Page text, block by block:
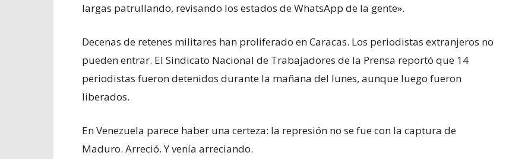
largas patrullando, revisando los estados de WhatsApp de la gente».
Decenas de retenes militares han proliferado en Caracas. Los periodistas extranjeros no
pueden entrar. El Sindicato Nacional de Trabajadores de la Prensa reportó que 14
periodistas fueron detenidos durante la mañana del lunes, aunque luego fueron
liberados.
En Venezuela parece haber una certeza: la represión no se fue con la captura de
Maduro. Arreció. Y venía arreciando.